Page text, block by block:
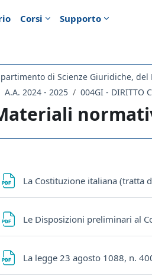
Corsi Supporto
A.A. 2024 - 2025
004GI - DIRITTO
La Costituzione italiana (tratta
Le Disposizioni preliminari al
La legge 23 agosto 1088, n.